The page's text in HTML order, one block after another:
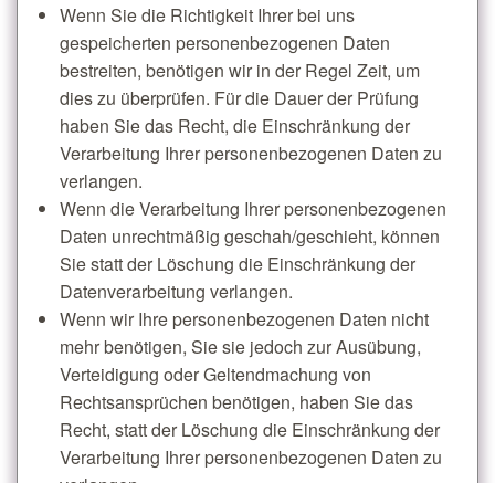
Wenn Sie die Richtigkeit Ihrer bei uns
gespeicherten personenbezogenen Daten
bestreiten, benötigen wir in der Regel Zeit, um
dies zu überprüfen. Für die Dauer der Prüfung
haben Sie das Recht, die Einschränkung der
Verarbeitung Ihrer personenbezogenen Daten zu
verlangen.
Wenn die Verarbeitung Ihrer personenbezogenen
Daten unrechtmäßig geschah/geschieht, können
Sie statt der Löschung die Einschränkung der
Datenverarbeitung verlangen.
Wenn wir Ihre personenbezogenen Daten nicht
mehr benötigen, Sie sie jedoch zur Ausübung,
Verteidigung oder Geltendmachung von
Rechtsansprüchen benötigen, haben Sie das
Recht, statt der Löschung die Einschränkung der
Verarbeitung Ihrer personenbezogenen Daten zu